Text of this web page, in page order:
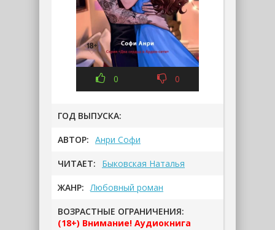
0 0
ГОД ВЫПУСКА:
АВТОР: Анри Софи
ЧИТАЕТ: Быковская Наталья
ЖАНР: Любовный роман
ВОЗРАСТНЫЕ ОГРАНИЧЕНИЯ:
(18+) Внимание! Аудиокнига